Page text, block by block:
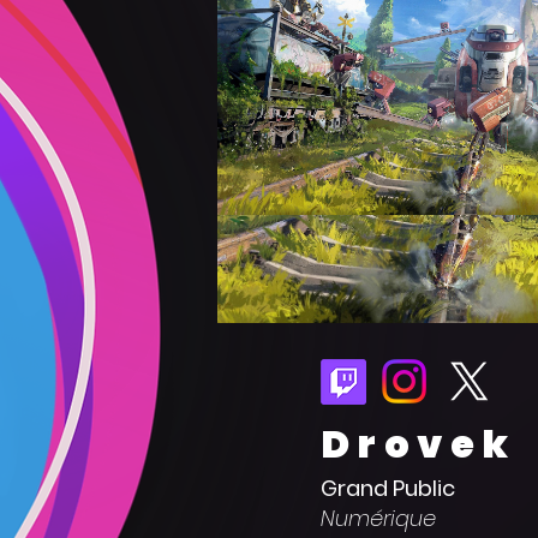
Drovek
Grand Public
Numérique